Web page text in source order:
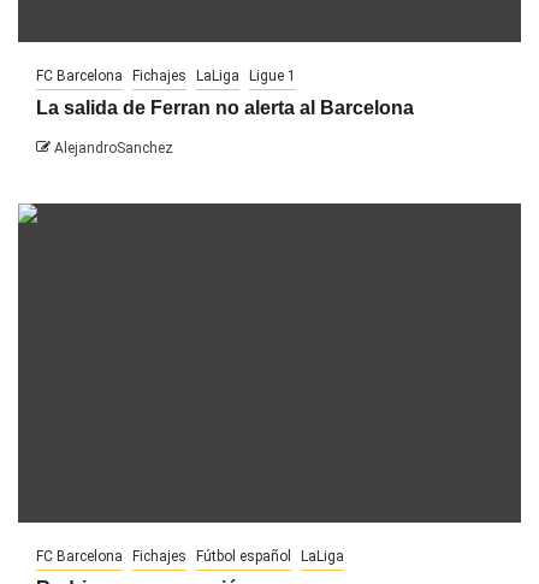
FC Barcelona Fichajes LaLiga Ligue 1
La salida de Ferran no alerta al Barcelona
AlejandroSanchez
FC Barcelona Fichajes Fútbol español LaLiga